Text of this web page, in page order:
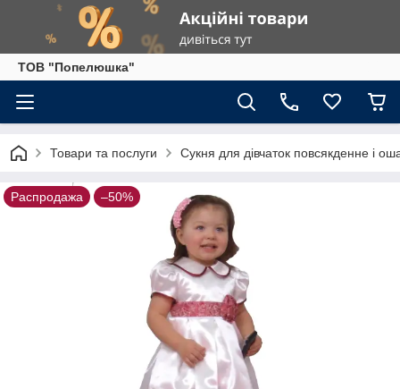
ТОВ "Попелюшка"
Товари та послуги Сукня для дівчаток повсякденне і
Распродажа –50%